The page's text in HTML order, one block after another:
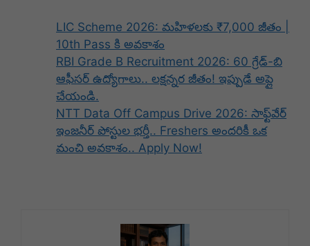
LIC Scheme 2026: మహిళలకు ₹7,000 జీతం |
10th Pass కి అవకాశం
RBI Grade B Recruitment 2026: 60 గ్రేడ్-బి
ఆఫీసర్ ఉద్యోగాలు.. లక్షన్నర జీతం! ఇప్పుడే అప్లై
చేయండి.
NTT Data Off Campus Drive 2026: సాఫ్ట్‌వేర్
ఇంజనీర్ పోస్టుల భర్తీ.. Freshers అందరికీ ఒక
మంచి అవకాశం.. Apply Now!